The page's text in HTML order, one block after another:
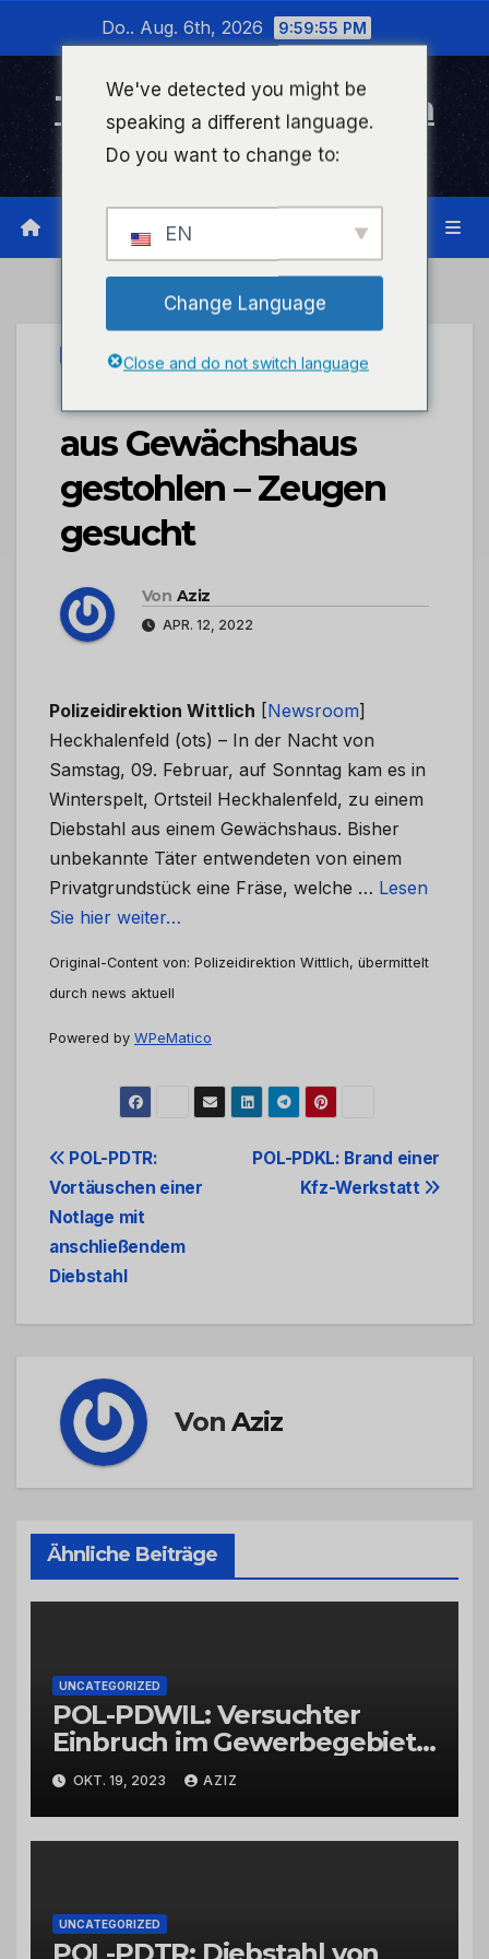
wechseln
Do.. Aug. 6th, 2026 9:59:55 PM
Timeline Bad Kreuznach
Infonetzwerk für Bad Kreuznach
UNCATEGORIZED
POL-PDWIL: Fräse
aus Gewächshaus
gestohlen – Zeugen
gesucht
Von Aziz
APR. 12, 2022
Polizeidirektion Wittlich [Newsroom]
Heckhalenfeld (ots) – In der Nacht von
Samstag, 09. Februar, auf Sonntag kam es in
Winterspelt, Ortsteil Heckhalenfeld, zu einem
Diebstahl aus einem Gewächshaus. Bisher
unbekannte Täter entwendeten von einem
Privatgrundstück eine Fräse, welche … Lesen
Sie hier weiter…
Original-Content von: Polizeidirektion Wittlich, übermittelt
durch news aktuell
Powered by WPeMatico
Beitrags-
Navigation
POL-PDKL: Brand einer
Kfz-Werkstatt
POL-PDTR:
Vortäuschen einer
Notlage mit
anschließendem
Diebstahl
VonAziz
Ähnliche Beiträge
UNCATEGORIZED
POL-PDWIL: Versuchter
Einbruch im Gewerbegebiet
Wittlich
OKT. 19, 2023 AZIZ
UNCATEGORIZED
We've detected you might be
speaking a different language.
Do you want to change to:
EN
Change Language
Close and do not switch language